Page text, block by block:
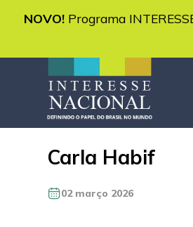
NOVO! Programa
Carla Habif
02 março 2026